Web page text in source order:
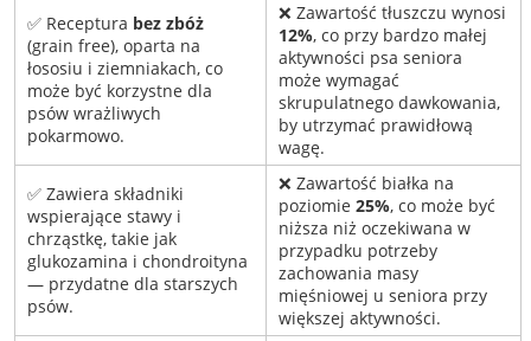
✅ Receptura bez zbóż
(grain free), oparta na
łososiu i ziemniakach, co
może być korzystne dla
psów wrażliwych
pokarmowo.
❌ Zawartość tłuszczu wynosi
12%, co przy bardzo małej
aktywności psa seniora
może wymagać
skrupulatnego dawkowania,
by utrzymać prawidłową
wagę.
✅ Zawiera składniki
wspierające stawy i
chrząstkę, takie jak
glukozamina i chondroityna
— przydatne dla starszych
psów.
❌ Zawartość białka na
poziomie 25%, co może być
niższa niż oczekiwana w
przypadku potrzeby
zachowania masy
mięśniowej u seniora przy
większej aktywności.